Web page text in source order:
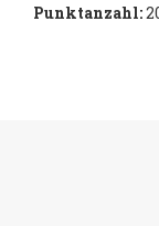
Punktanzahl: